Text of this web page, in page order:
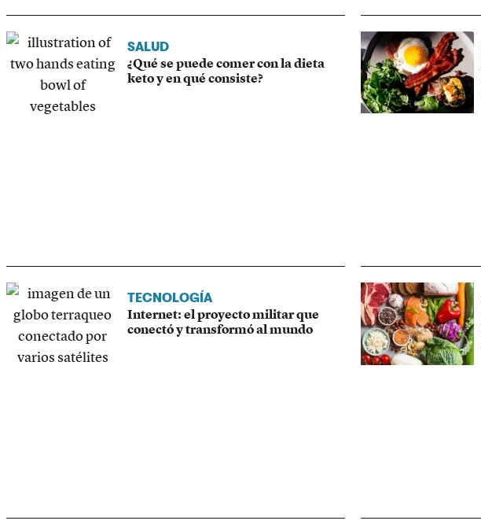
SALUD
¿Qué se puede comer con la dieta
keto y en qué consiste?
TECNOLOGÍA
Internet: el proyecto militar que
conectó y transformó al mundo